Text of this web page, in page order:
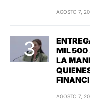
AGOSTO 7,
MIL 500
LA
AGOSTO 7,